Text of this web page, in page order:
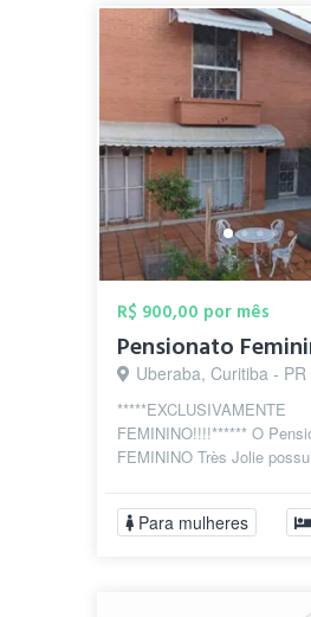
R$ 900,00 por mês
Uberaba, Curitiba - PR
*****EXCLUSIVAMENTE
FEMININO!!!!****** O
FEMININO Très Jolie
MOBILIADOS com
Para mulheres